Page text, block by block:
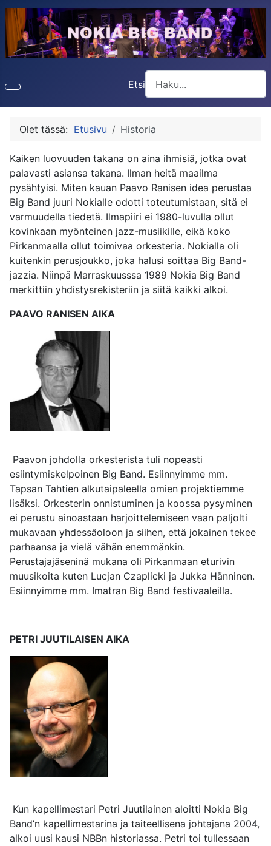
Etsi
Type 2 or more characters
Olet tässä: Etusivu Historia
Kaiken luovuuden takana on aina ihmisiä, jotka ovat
palavasti asiansa takana. Ilman heitä maailma
pysähtyisi. Miten kauan Paavo Ranisen idea perustaa
Big Band juuri Nokialle odotti toteutumistaan, sitä ei
varmuudella tiedetä. Ilmapiiri ei 1980-luvulla ollut
kovinkaan myönteinen jazz-musiikille, eikä koko
Pirkanmaalla ollut toimivaa orkesteria. Nokialla oli
kuitenkin perusjoukko, joka halusi soittaa Big Band-
jazzia. Niinpä Marraskuusssa 1989 Nokia Big Band
merkittiin yhdistysrekisteriin ja siitä kaikki alkoi.
PAAVO RANISEN AIKA
Paavon johdolla orkesterista tuli nopeasti
esiintymiskelpoinen Big Band. Esiinnyimme mm.
Tapsan Tahtien alkutaipaleella omien projektiemme
lisäksi. Orkesterin onnistuminen ja koossa pysyminen
ei perustu ainoastaan harjoittelemiseen vaan paljolti
mukavaan yhdessäoloon ja siihen, että jokainen tekee
parhaansa ja vielä vähän enemmänkin.
Perustajajäseninä mukana oli Pirkanmaan eturivin
muusikoita kuten Lucjan Czaplicki ja Jukka Hänninen.
Esiinnyimme mm. Imatran Big Band festivaaleilla.
PETRI JUUTILAISEN AIKA
Kun kapellimestari Petri Juutilainen aloitti Nokia Big
Band’n kapellimestarina ja taiteellisena johtajana 2004,
alkoi uusi kausi NBBn historiassa. Petri toi tullessaan